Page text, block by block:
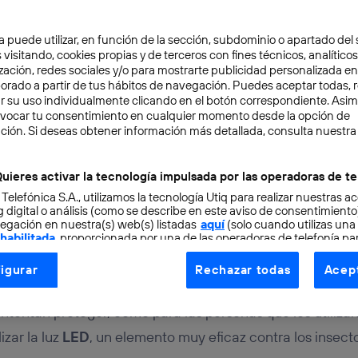
3 min
el insecticida del siglo
como los conocemos hasta ahora, suponen un gran
proteger, como para las personas que los
la luz LED, un elemento muy eficaz contra los
puede utilizar, en función de la sección, subdominio o apartado del
visitando, cookies propias y de terceros con fines técnicos,
redes sociales y/o para mostrarte publicidad personalizada
a partir de tus hábitos de navegación. Puedes aceptar todas,
su uso individualmente clicando en el botón correspondiente.
tu consentimiento en cualquier momento desde la opción de
Si deseas obtener información más detallada, consulta nuestra
activar la tecnología impulsada por las operadoras de
S.A., utilizamos la tecnología Utiq para realizar nuestras
digital o análisis (como se describe en este aviso de
en nuestra(s) web(s) listadas aquí(solo cuando utilizas una
, proporcionada por una de las operadoras de telefonía
consentimiento en cada página web).
Utiq está diseñada con la privacidad como prioridad
dirección IP y otra información de la cuenta de cliente de
la conexión que utilizas (p. ej., número de teléfono móvil).
Rechazar todas